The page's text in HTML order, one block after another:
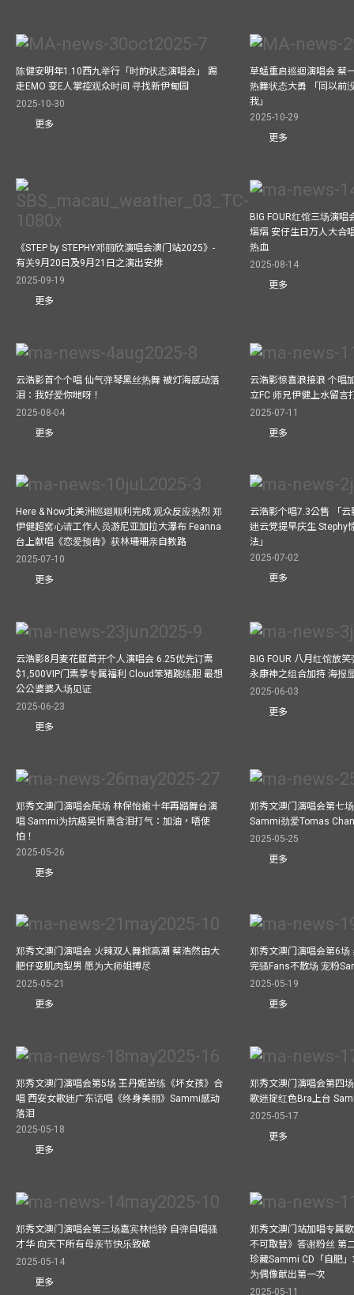
陈健安明年1.10西九举行「时的状态演唱会」 踢
走EMO 变E人掌控观众时间 寻找新伊甸园
2025-10-30
更多
草蜢重启巡迴演唱会 蔡
热舞状态大勇 「同以前
我」
2025-10-29
更多
《STEP by STEPHY邓丽欣演唱会澳门站2025》-
有关9月20日及9月21日之演出安排
2025-09-19
更多
BIG FOUR红馆三场演
熠熠 安仔生日万人大合
热血
2025-08-14
更多
云浩影首个个唱 仙气弹琴黑丝热舞 被灯海感动落
泪：我好爱你哋呀！
2025-08-04
更多
云浩影惊喜浪接浪 个唱
立FC 师兄伊健上水留言
2025-07-11
更多
Here & Now北美洲巡迴顺利完成 观众反应热烈 郑
伊健超窝心请工作人员游尼亚加拉大瀑布 Feanna
台上献唱《恋爱预告》获林珊珊亲自教路
2025-07-10
更多
云浩影个唱7.3公售 「
迷云党提早庆生 Stephy
法」
2025-07-02
更多
云浩影8月麦花臣首开个人演唱会 6.25优先订票
$1,500VIP门票享专属福利 Cloud笨猪跳练胆 最想
公公婆婆入场见证
2025-06-23
更多
BIG FOUR 八月红馆放
永康神之组合加持 海报
2025-06-03
更多
郑秀文澳门演唱会尾场 林保怡逾十年再踏舞台演
唱 Sammi为抗癌吴忻熹含泪打气：加油，唔使
怕！
2025-05-26
更多
郑秀文澳门演唱会第七
Sammi劲爱Tomas
2025-05-25
更多
郑秀文澳门演唱会 火辣双人舞掀高潮 蔡浩然由大
肥仔变肌肉型男 愿为大师姐搏尽
2025-05-21
更多
郑秀文澳门演唱会第6场
完骚Fans不散场 宠粉
2025-05-19
更多
郑秀文澳门演唱会第5场 王丹妮苦练《坏女孩》合
唱 西安女歌迷广东话唱《终身美丽》Sammi感动
落泪
2025-05-18
更多
郑秀文澳门演唱会第四
歌迷掟红色Bra上台
2025-05-17
更多
郑秀文澳门演唱会第三场嘉宾林恺铃 自弹自唱骚
才华 向天下所有母亲节快乐致敬
2025-05-14
更多
郑秀文澳门站加唱专属
不可取替》答谢粉丝 第
珍藏Sammi CD「自肥
为偶像献出第一次
2025-05-11